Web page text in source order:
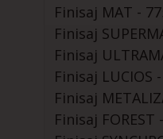
Finisaj MAT -
Finisaj
Finisaj
Finisaj LUCIOS
Finisaj
Finisaj FOREST